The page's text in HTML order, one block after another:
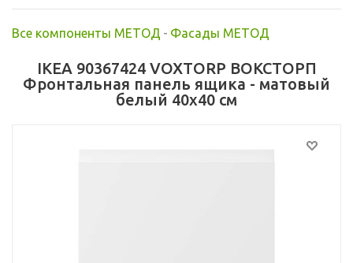
Все компоненты МЕТОД - Фасады МЕТОД
IKEA 90367424 VOXTORP ВОКСТОРП
Фронтальная панель ящика - матовый
белый 40x40 см